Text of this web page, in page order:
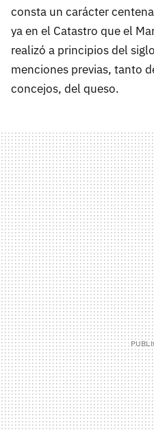
consta un carácter
ya en el Catastro que el
realizó a principios del
menciones previas, tanto
concejos, del queso.